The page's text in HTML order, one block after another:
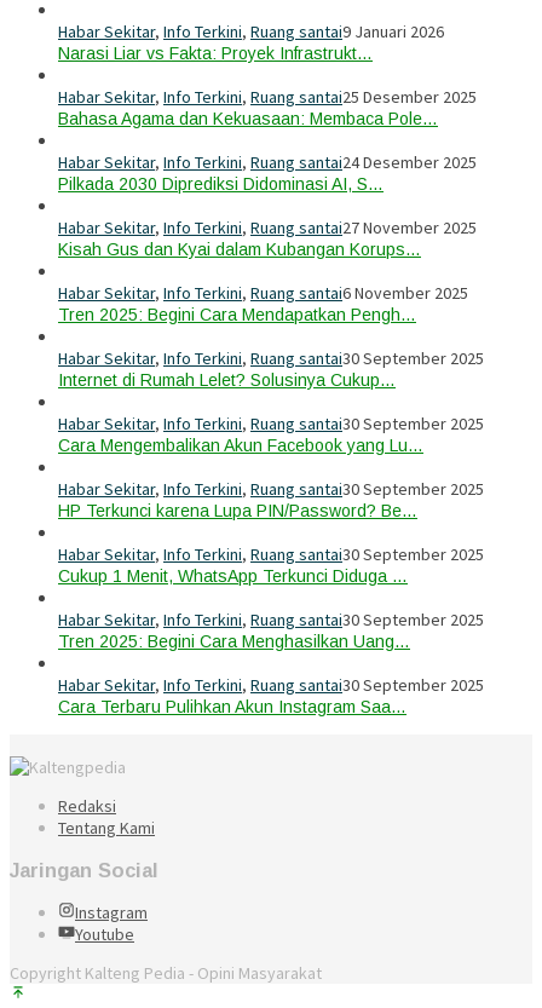
Habar Sekitar, Info Terkini, Ruang santai9 Januari 2026
Narasi Liar vs Fakta: Proyek Infrastrukt…
Habar Sekitar, Info Terkini, Ruang santai25 Desember 2025
Bahasa Agama dan Kekuasaan: Membaca Pole…
Habar Sekitar, Info Terkini, Ruang santai24 Desember 2025
Pilkada 2030 Diprediksi Didominasi AI, S…
Habar Sekitar, Info Terkini, Ruang santai27 November 2025
Kisah Gus dan Kyai dalam Kubangan Korups…
Habar Sekitar, Info Terkini, Ruang santai6 November 2025
Tren 2025: Begini Cara Mendapatkan Pengh…
Habar Sekitar, Info Terkini, Ruang santai30 September 2025
Internet di Rumah Lelet? Solusinya Cukup…
Habar Sekitar, Info Terkini, Ruang santai30 September 2025
Cara Mengembalikan Akun Facebook yang Lu…
Habar Sekitar, Info Terkini, Ruang santai30 September 2025
HP Terkunci karena Lupa PIN/Password? Be…
Habar Sekitar, Info Terkini, Ruang santai30 September 2025
Cukup 1 Menit, WhatsApp Terkunci Diduga …
Habar Sekitar, Info Terkini, Ruang santai30 September 2025
Tren 2025: Begini Cara Menghasilkan Uang…
Habar Sekitar, Info Terkini, Ruang santai30 September 2025
Cara Terbaru Pulihkan Akun Instagram Saa…
Redaksi
Tentang Kami
Jaringan Social
Instagram
Youtube
Copyright Kalteng Pedia - Opini Masyarakat